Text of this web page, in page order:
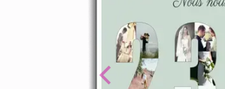
Previous